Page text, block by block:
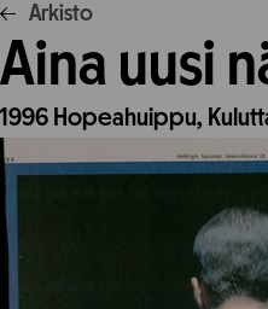
Arkisto
Aina uusi
1996 Hopeahuippu,